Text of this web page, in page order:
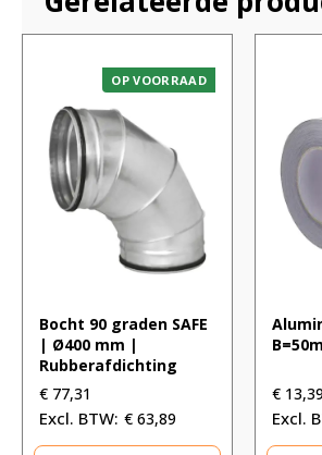
OP VOORRAAD
Bocht 90 graden SAFE
| Ø400 mm |
Rubberafdichting
€ 77,31
€ 63,89
€ 13,39